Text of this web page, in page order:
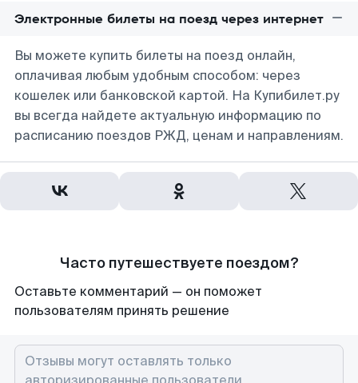
Электронные билеты на поезд через интернет
Вы можете купить билеты на поезд онлайн,
оплачивая любым удобным способом: через
кошелек или банковской картой. На Купибилет.ру
вы всегда найдете актуальную информацию по
расписанию поездов РЖД, ценам и направлениям.
Часто путешествуете поездом?
Оставьте комментарий — он поможет
пользователям принять решение